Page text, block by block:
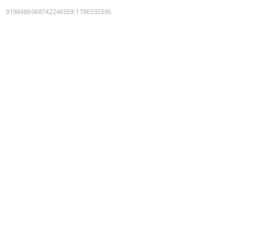
9198488068742246359:1786335595